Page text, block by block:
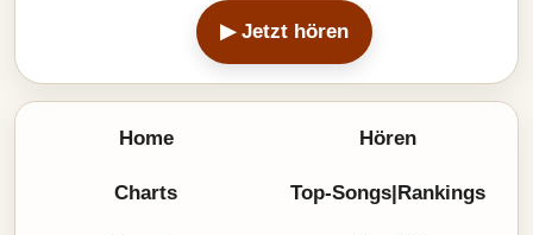
▶ Jetzt hören
Home Hören
Charts Top-Songs|Rankings